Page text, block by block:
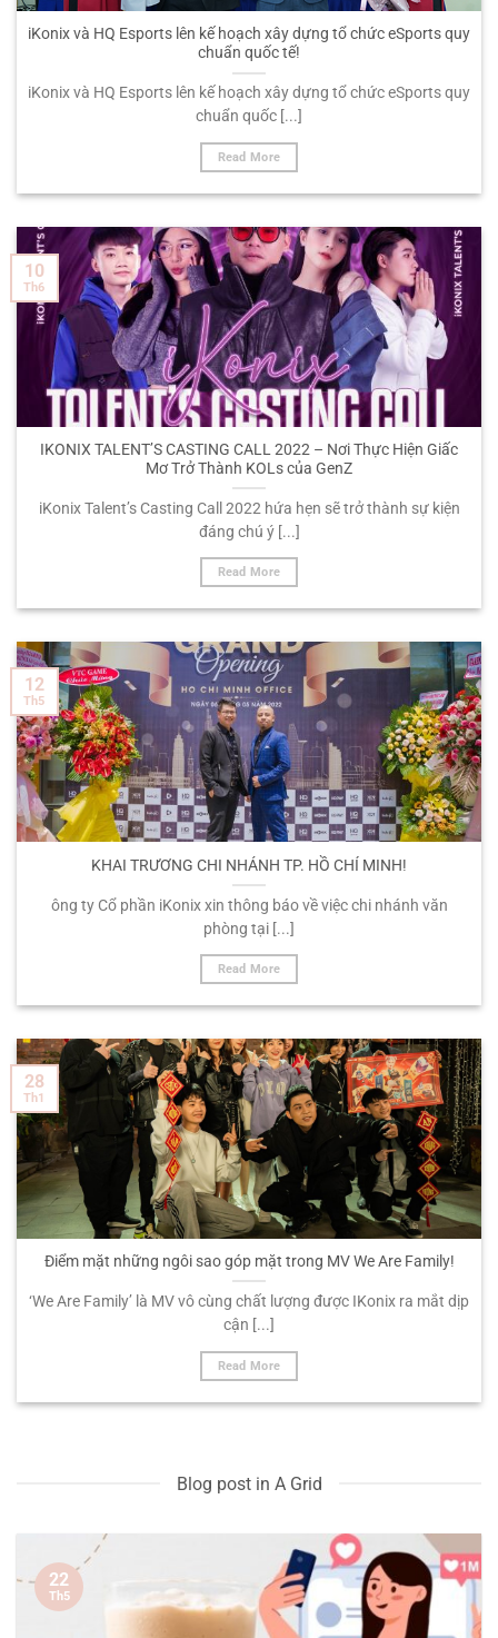
iKonix và HQ Esports lên kế hoạch xây dựng tổ chức eSports quy
chuẩn quốc tế!
iKonix và HQ Esports lên kế hoạch xây dựng tổ chức eSports quy
chuẩn quốc [...]
Read More
IKONIX TALENT’S CASTING CALL 2022 – Nơi Thực Hiện Giấc
Mơ Trở Thành KOLs của GenZ
iKonix Talent’s Casting Call 2022 hứa hẹn sẽ trở thành sự kiện
đáng chú ý [...]
Read More
10
Th6
KHAI TRƯƠNG CHI NHÁNH TP. HỒ CHÍ MINH!
ông ty Cổ phần iKonix xin thông báo về việc chi nhánh văn
phòng tại [...]
Read More
12
Th5
Điểm mặt những ngôi sao góp mặt trong MV We Are Family!
‘We Are Family’ là MV vô cùng chất lượng được IKonix ra mắt dịp
cận [...]
Read More
28
Th1
Blog post in A Grid
22
Th5